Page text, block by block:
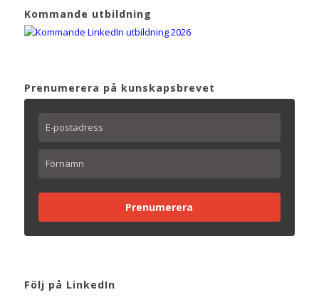
Kommande utbildning
Prenumerera på kunskapsbrevet
Prenumerera
Följ på LinkedIn